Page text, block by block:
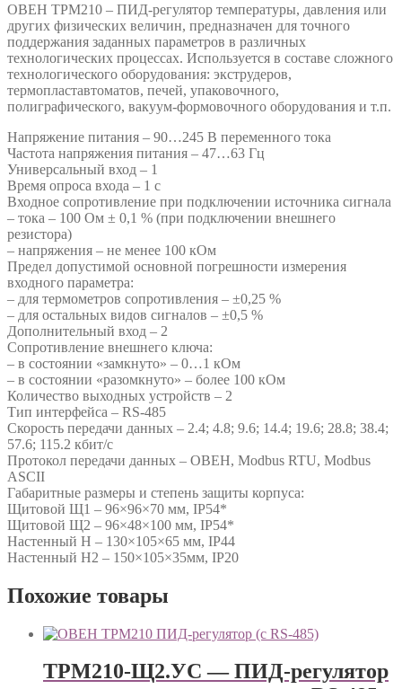
ОВЕН ТРМ210 – ПИД-регулятор температуры, давления или
других физических величин, предназначен для точного
поддержания заданных параметров в различных
технологических процессах. Используется в составе сложного
технологического оборудования: экструдеров,
термопластавтоматов, печей, упаковочного,
полиграфического, вакуум-формовочного оборудования и т.п.
Напряжение питания – 90…245 В переменного тока
Частота напряжения питания – 47…63 Гц
Универсальный вход – 1
Время опроса входа – 1 с
Входное сопротивление при подключении источника сигнала
– тока – 100 Ом ± 0,1 % (при подключении внешнего
резистора)
– напряжения – не менее 100 кОм
Предел допустимой основной погрешности измерения
входного параметра:
– для термометров сопротивления – ±0,25 %
– для остальных видов сигналов – ±0,5 %
Дополнительный вход – 2
Сопротивление внешнего ключа:
– в состоянии «замкнуто» – 0…1 кОм
– в состоянии «разомкнуто» – более 100 кОм
Количество выходных устройств – 2
Тип интерфейса – RS-485
Скорость передачи данных – 2.4; 4.8; 9.6; 14.4; 19.6; 28.8; 38.4;
57.6; 115.2 кбит/с
Протокол передачи данных – ОВЕН, Modbus RTU, Modbus
ASCII
Габаритные размеры и степень защиты корпуса:
Щитовой Щ1 – 96×96×70 мм, IP54*
Щитовой Щ2 – 96×48×100 мм, IP54*
Настенный Н – 130×105×65 мм, IP44
Настенный Н2 – 150×105×35мм, IP20
Похожие товары
ТРМ210-Щ2.УС — ПИД-регулятор